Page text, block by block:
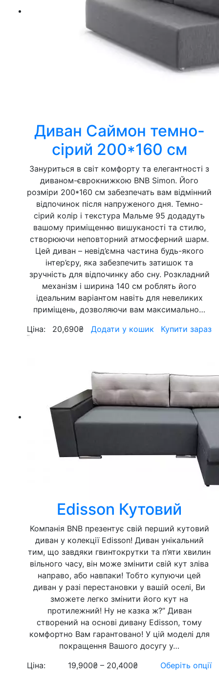
Диван Саймон темно-
сірий 200*160 см
Зануриться в світ комфорту та елегантності з
диваном-єврокнижкою BNB Simon. Його
розміри 200*160 см забезпечать вам відмінний
відпочинок після напруженого дня. Темно-
сірий колір і текстура Мальме 95 додадуть
вашому приміщенню вишуканості та стилю,
створюючи неповторний атмосферний шарм.
Цей диван – невід’ємна частина будь-якого
інтер’єру, яка забезпечить затишок та
зручність для відпочинку або сну. Розкладний
механізм і ширина 140 см роблять його
ідеальним варіантом навіть для невеликих
приміщень, дозволяючи вам максимально…
Ціна:
20,690₴ Додати у кошик Купити зараз
Edisson Кутовий
Компанія BNB презентує свій перший кутовий
диван у колекції Edisson! Диван унікальний
тим, що завдяки гвинтокрутки та п’яти хвилин
вільного часу, він може змінити свій кут зліва
направо, або навпаки! Тобто купуючи цей
диван у разі перестановки у вашій оселі, Ви
зможете легко змінити його кут на
протилежний! Ну не казка ж?” Диван
створений на основі дивану Edisson, тому
комфортно Вам гарантовано! У цій моделі для
покращення Вашого досугу у…
Ціна:
19,900₴ – 20,400₴ Оберіть опції